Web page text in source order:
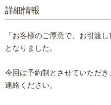
詳細情報
「お客様のご厚意で、お引渡
となりました。
今回は予約制とさせていただ
連絡ください。